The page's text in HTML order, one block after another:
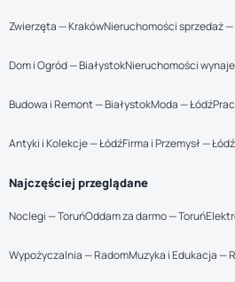
Zwierzęta — KrakówNieruchomości sprzedaż —
Dom i Ogród — BiałystokNieruchomości
Budowa i Remont — BiałystokModa — Łódź
Antyki i Kolekcje — ŁódźFirma i Przemysł — Łódź
Najczęściej przeglądane
Noclegi — ToruńOddam za darmo — Toruń
Wypożyczalnia — RadomMuzyka i Edukacja —